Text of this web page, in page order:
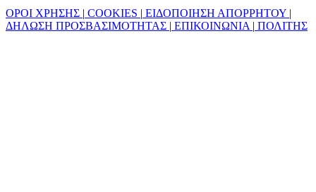
ΟΡΟΙ ΧΡΗΣΗΣ | COOKIES | ΕΙΔΟΠΟΙΗΣΗ ΑΠΟΡΡΗΤΟΥ |
ΔΗΛΩΣΗ ΠΡΟΣΒΑΣΙΜΟΤΗΤΑΣ | ΕΠΙΚΟΙΝΩΝΙΑ | ΠΟΛΙΤΗΣ